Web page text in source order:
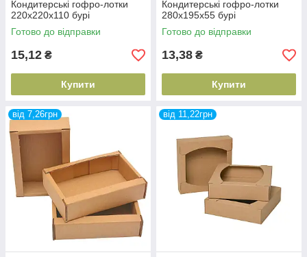
Кондитерські гофро-лотки
220х220х110 бурі
Готово до відправки
15,12 ₴
Купити
Кондитерські гофро-лотки
280х195х55 бурі
Готово до відправки
13,38 ₴
Купити
від 7,26грн від 11,22грн